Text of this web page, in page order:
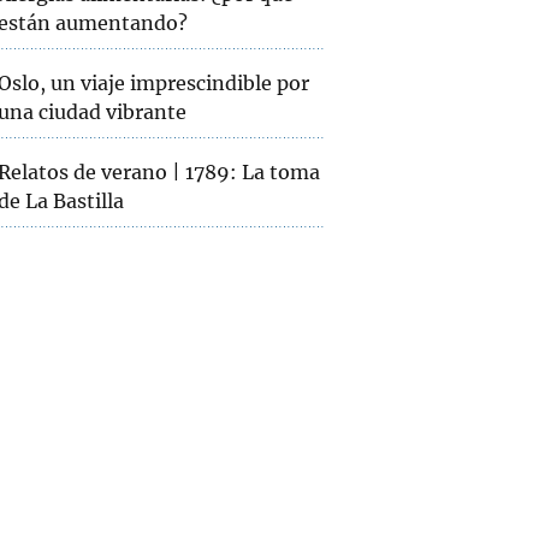
aumentando?
un viaje imprescindible por
ciudad vibrante
de verano | 1789: La toma
La Bastilla